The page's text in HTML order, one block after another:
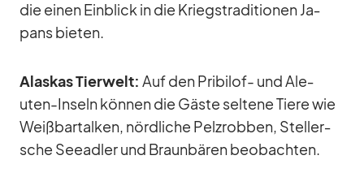
die ei­nen Ein­blick in die Kriegs­tra­di­tio­nen Ja­
pans bie­ten.
Alas­kas Tier­welt: Auf den Pri­bi­lof- und Ale­
uten-In­seln kön­nen die Gäste sel­tene Tiere wie
Weiß­bar­tal­ken, nörd­li­che Pelz­rob­ben, Stel­ler­
sche See­ad­ler und Braun­bä­ren be­ob­ach­ten.